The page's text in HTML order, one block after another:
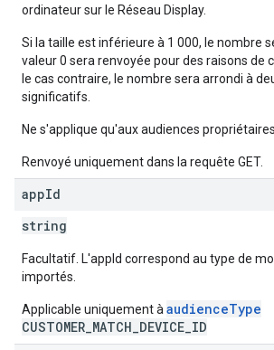
ordinateur sur le Réseau Display.
Si la taille est inférieure à 1 000, le nombre
valeur 0 sera renvoyée pour des raisons de
le cas contraire, le nombre sera arrondi à
significatifs.
Ne s'applique qu'aux audiences propriétaires.
Renvoyé uniquement dans la requête GET.
appId
string
Facultatif. L'appId correspond au type de
importés.
Applicable uniquement à audienceType
CUSTOMER_MATCH_DEVICE_ID